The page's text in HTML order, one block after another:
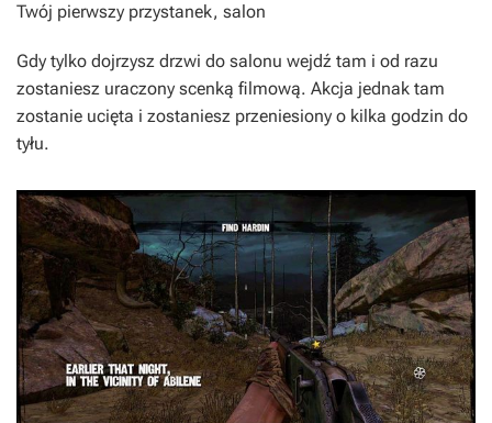
Twój pierwszy przystanek, salon
Gdy tylko dojrzysz drzwi do salonu wejdź tam i od razu
zostaniesz uraczony scenką filmową. Akcja jednak tam
zostanie ucięta i zostaniesz przeniesiony o kilka godzin do
tyłu.